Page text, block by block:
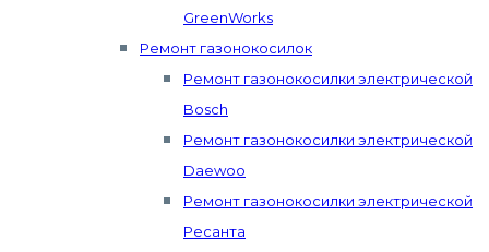
GreenWorks
Ремонт газонокосилок
Ремонт газонокосилки электрической
Bosch
Ремонт газонокосилки электрической
Daewoo
Ремонт газонокосилки электрической
Ресанта